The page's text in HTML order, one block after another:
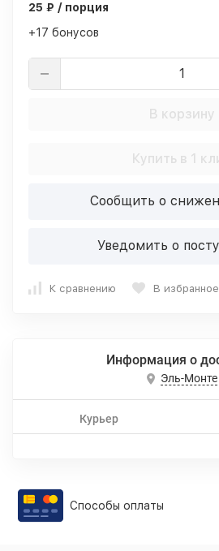
25 ₽ / порция
+17 бонусов
В корзину
Купить в 1
Сообщить о
Уведомить о
К сравнению В избранное
Информация о
Эль-Монте
Курьер
Способы оплаты